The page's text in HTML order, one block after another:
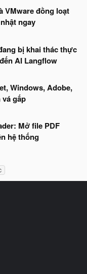
VMware đồng loạt
ngay
bị khai thác thực
AI Langflow
Windows, Adobe,
vá gấp
Mở file PDF
hệ thống